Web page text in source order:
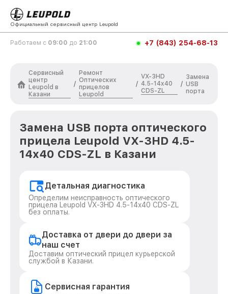
Официальный сервисный центр Leupold
Работаем с 09:00 до 21:00 +7 (843) 254-68-13
Сервисный
центр
Leupold в
Казани
/
Ремонт
Оптических
прицелов
Leupold
/
VX-3HD
4.5-14x40
CDS-ZL
/
Замена
USB
порта
Замена USB порта оптического
прицела Leupold VX-3HD 4.5-
14x40 CDS-ZL в Казани
Детальная диагностика
Определим неисправность оптического
прицела Leupold VX-3HD 4.5-14x40 CDS-ZL
без оплаты.
Доставка от двери до двери за
наш счет
Доставим оптический прицел курьерской
службой в Казани.
Сервисная гарантия